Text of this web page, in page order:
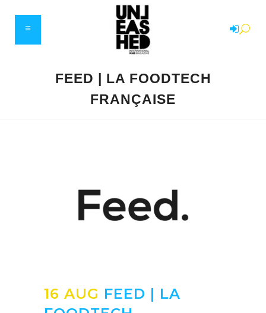
FEED | LA FOODTECH
FRANÇAISE
16 AUG FEED | LA